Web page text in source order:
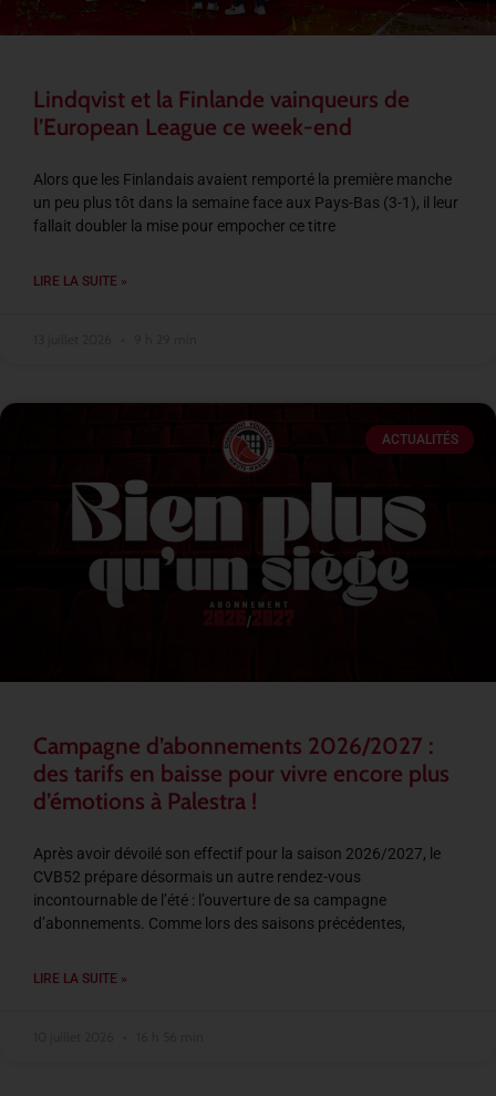
Lindqvist et la Finlande vainqueurs de
l’European League ce week-end
Alors que les Finlandais avaient remporté la première manche
un peu plus tôt dans la semaine face aux Pays-Bas (3-1), il leur
fallait doubler la mise pour empocher ce titre
LIRE LA SUITE »
ACTUALITÉS
Campagne d’abonnements 2026/2027 :
des tarifs en baisse pour vivre encore plus
d’émotions à Palestra !
Après avoir dévoilé son effectif pour la saison 2026/2027, le
CVB52 prépare désormais un autre rendez-vous
incontournable de l’été : l’ouverture de sa campagne
d’abonnements. Comme lors des saisons précédentes,
LIRE LA SUITE »